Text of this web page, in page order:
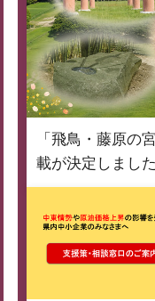
「飛鳥・藤原の
載が決定しました